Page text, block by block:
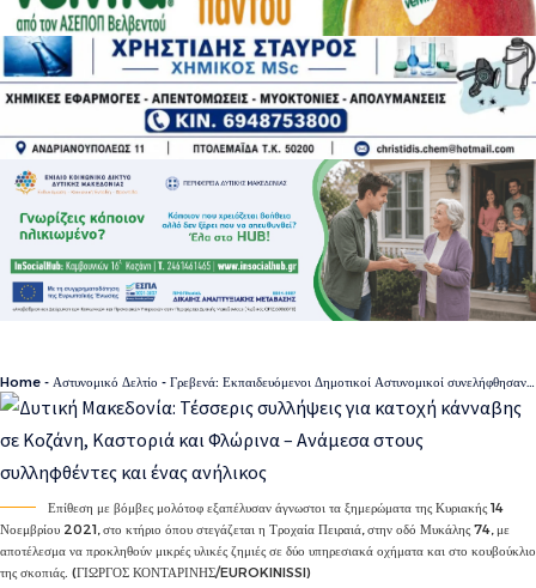
Home - Αστυνομικό Δελτίο - Γρεβενά: Εκπαιδευόμενοι Δημοτικοί Αστυνομικοί συνελήφθησαν να κάνουν χρήση κάνναβης μέσα στη Σχολή Αστυφυλάκων
Επίθεση με βόμβες μολότοφ εξαπέλυσαν άγνωστοι τα ξημερώματα της Κυριακής 14
Νοεμβρίου 2021, στο κτήριο όπου στεγάζεται η Τροχαία Πειραιά, στην οδό Μυκάλης 74, με
αποτέλεσμα να προκληθούν μικρές υλικές ζημιές σε δύο υπηρεσιακά οχήματα και στο κουβούκλιο
της σκοπιάς. (ΓΙΩΡΓΟΣ ΚΟΝΤΑΡΙΝΗΣ/EUROKINISSI)